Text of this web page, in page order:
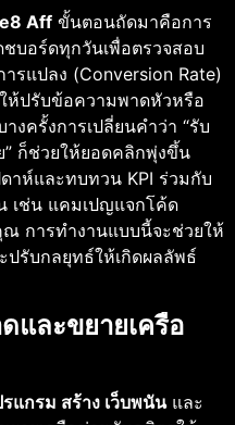
Aff ขั้นตอนถัดมาคือการ
บอร์ดทุกวันเพื่อตรวจสอบ
รแปลง (Conversion Rate)
ห้ปรับข้อความพาดหัวหรือ
งครั้งการเปลี่ยนคำว่า “รับ
” ก็ช่วยให้ยอดคลิกพุ่งขึ้น
าห์และทบทวน KPI ร่วมกับ
เช่น แคมเปญแจกโค้ด
การทำงานแบบนี้จะช่วยให้
รับกลยุทธ์ให้เกิดผลลัพธ์
และขยายเครือ
แกรม สร้าง เว็บพนันและ